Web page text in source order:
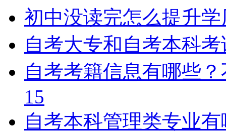
初中没读完怎么提升学
自考大专和自考本科
自考考籍信息有哪些
15
自考本科管理类专业
学历提升报考中心